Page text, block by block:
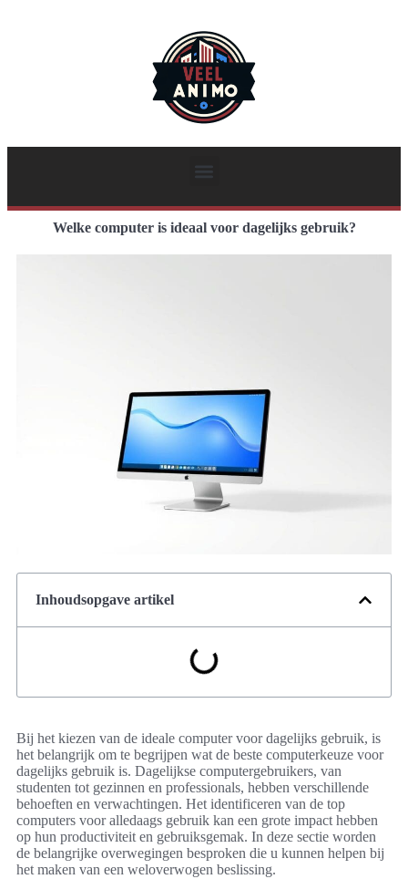
Welke computer is ideaal voor dagelijks gebruik?
Inhoudsopgave artikel
Bij het kiezen van de ideale computer voor dagelijks gebruik, is
het belangrijk om te begrijpen wat de beste computerkeuze voor
dagelijks gebruik is. Dagelijkse computergebruikers, van
studenten tot gezinnen en professionals, hebben verschillende
behoeften en verwachtingen. Het identificeren van de top
computers voor alledaags gebruik kan een grote impact hebben
op hun productiviteit en gebruiksgemak. In deze sectie worden
de belangrijke overwegingen besproken die u kunnen helpen bij
het maken van een weloverwogen beslissing.